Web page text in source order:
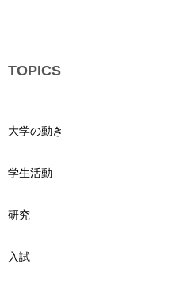
TOPICS
大学の動き
学生活動
研究
入試